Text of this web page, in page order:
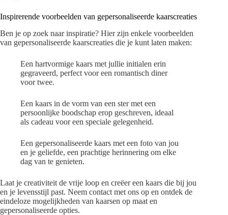
Inspirerende voorbeelden van gepersonaliseerde kaarscreaties
Ben je op zoek naar inspiratie? Hier zijn enkele voorbeelden
van gepersonaliseerde kaarscreaties die je kunt laten maken:
Een hartvormige kaars met jullie initialen erin
gegraveerd, perfect voor een romantisch diner
voor twee.
Een kaars in de vorm van een ster met een
persoonlijke boodschap erop geschreven, ideaal
als cadeau voor een speciale gelegenheid.
Een gepersonaliseerde kaars met een foto van jou
en je geliefde, een prachtige herinnering om elke
dag van te genieten.
Laat je creativiteit de vrije loop en creëer een kaars die bij jou
en je levensstijl past. Neem contact met ons op en ontdek de
eindeloze mogelijkheden van kaarsen op maat en
gepersonaliseerde opties.